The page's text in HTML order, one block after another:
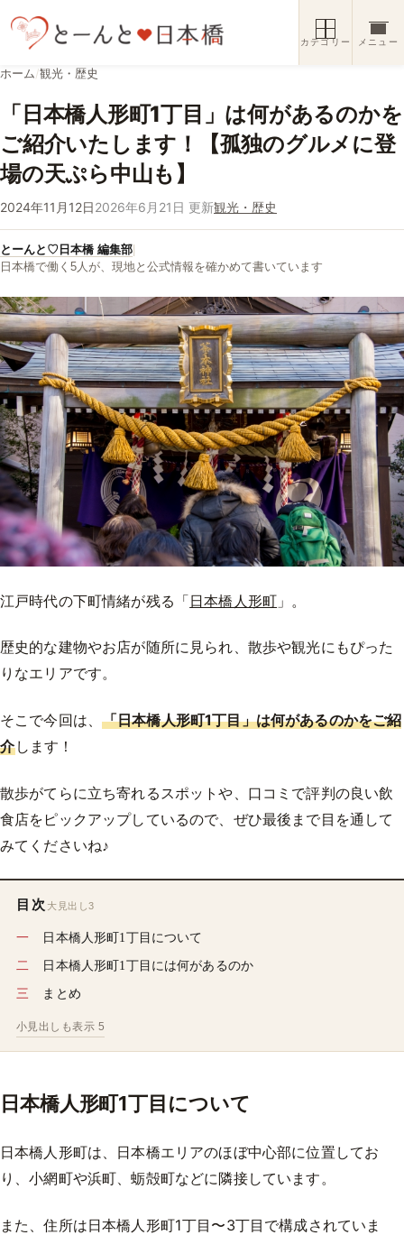
カテゴリー メニュー
ホーム/観光・歴史
「日本橋人形町1丁目」は何があるのかを
ご紹介いたします！【孤独のグルメに登
場の天ぷら中山も】
2024年11月12日2026年6月21日 更新観光・歴史
とーんと♡日本橋 編集部
日本橋で働く5人が、現地と公式情報を確かめて書いています
江戸時代の下町情緒が残る「日本橋人形町 」。
歴史的な建物やお店が随所に見られ、散歩や観光にもぴった
りなエリアです。
そこで今回は、「日本橋人形町1丁目」は何があるのかをご紹
介します！
散歩がてらに立ち寄れるスポットや、口コミで評判の良い飲
食店をピックアップしているので、ぜひ最後まで目を通して
みてくださいね♪
目次 大見出し3
日本橋人形町1丁目について
日本橋人形町1丁目には何があるのか
まとめ
小見出しも表示 5
日本橋人形町1丁目について
日本橋人形町は、日本橋エリアのほぼ中心部に位置してお
り、小網町や浜町、蛎殻町などに隣接しています。
また、住所は日本橋人形町1丁目〜3丁目で構成されていま